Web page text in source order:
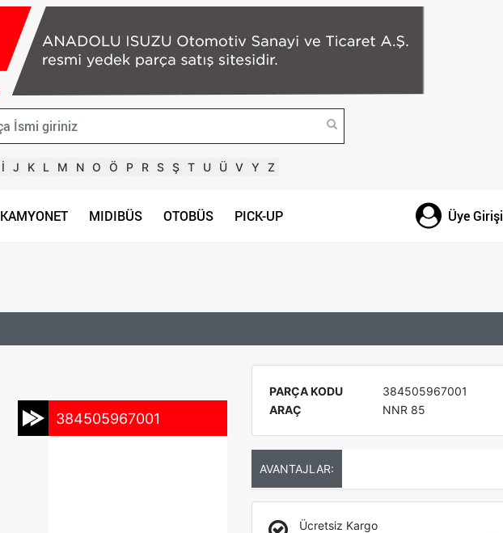
İ J K L M N O Ö P R S Ş T U Ü V Y Z
KAMYONET MIDIBÜS OTOBÜS PICK-UP Üye Girişi
384505967001
PARÇA KODU
384505967001
ARAÇ
NNR 85
AVANTAJLAR:
Ücretsiz Kargo